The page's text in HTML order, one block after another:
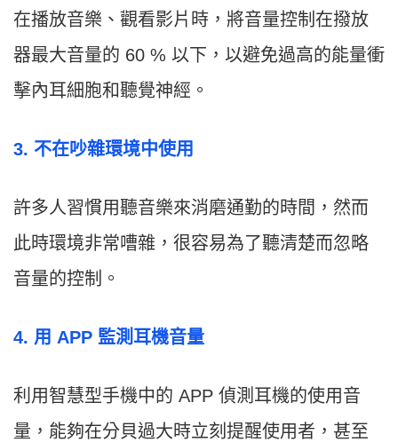
在播放音樂、觀看影片時，將音量控制在撥放
器最大音量的 60 % 以下，以避免過高的能量衝
擊內耳細胞和聽覺神經。
3. 不在吵雜環境中使用
許多人習慣用聽音樂來消磨通勤的時間，然而
此時環境非常嘈雜，很容易為了聽清楚而忽略
音量的控制。
4. 用 APP 監測耳機音量
利用智慧型手機中的 APP 偵測耳機的使用音
量，能夠在分貝過大時立刻提醒使用者，甚至